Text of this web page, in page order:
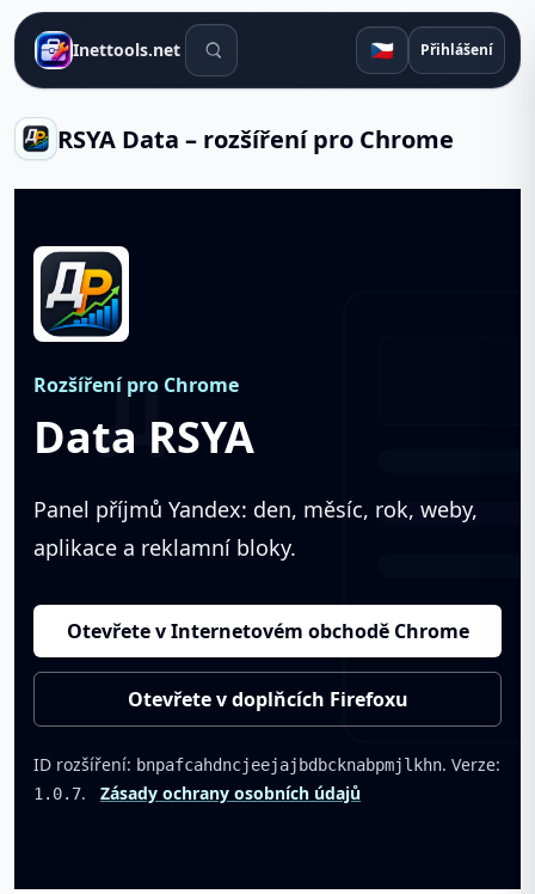
Inettools.net Vyhledávací nástroje 🇨🇿 Přihlášení
RSYA Data – rozšíření pro Chrome
Rozšíření pro Chrome
Data RSYA
Panel příjmů Yandex: den, měsíc, rok, weby,
aplikace a reklamní bloky.
Otevřete v Internetovém obchodě Chrome
Otevřete v doplňcích Firefoxu
ID rozšíření: bnpafcahdncjeejajbdbcknabpmjlkhn. Verze:
1.0.7. Zásady ochrany osobních údajů